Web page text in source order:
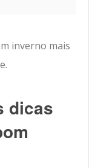
inverno mais
dicas